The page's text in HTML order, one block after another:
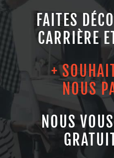
FAITES
CARRIÈRE
+
NOUS
NOUS